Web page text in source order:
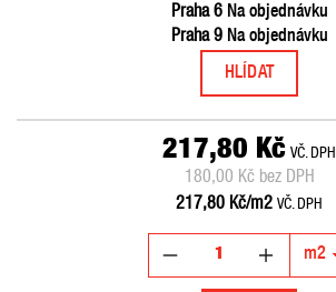
Praha 6Na objednávku
Praha 9Na objednávku
HLÍDAT
217,80 Kč VČ. DPH
180,00 Kč bez DPH
217,80 Kč/m2 VČ. DPH